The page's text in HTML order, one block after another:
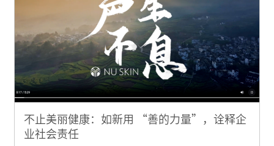
不止美丽健康：如新用 “善的力量”，诠释企
业社会责任